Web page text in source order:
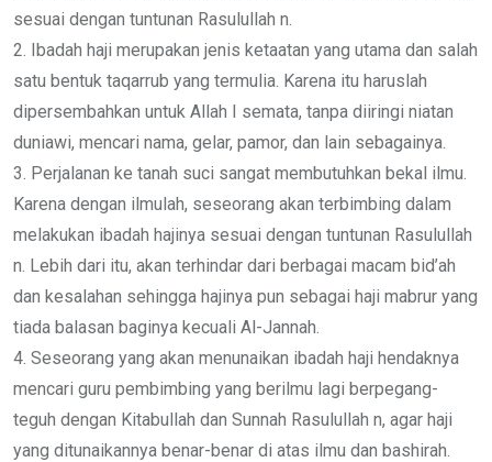
sesuai dengan tuntunan Rasulullah n.
2. Ibadah haji merupakan jenis ketaatan yang utama dan salah
satu bentuk taqarrub yang termulia. Karena itu haruslah
dipersembahkan untuk Allah I semata, tanpa diiringi niatan
duniawi, mencari nama, gelar, pamor, dan lain sebagainya.
3. Perjalanan ke tanah suci sangat membutuhkan bekal ilmu.
Karena dengan ilmulah, seseorang akan terbimbing dalam
melakukan ibadah hajinya sesuai dengan tuntunan Rasulullah
n. Lebih dari itu, akan terhindar dari berbagai macam bid’ah
dan kesalahan sehingga hajinya pun sebagai haji mabrur yang
tiada balasan baginya kecuali Al-Jannah.
4. Seseorang yang akan menunaikan ibadah haji hendaknya
mencari guru pembimbing yang berilmu lagi berpegang-
teguh dengan Kitabullah dan Sunnah Rasulullah n, agar haji
yang ditunaikannya benar-benar di atas ilmu dan bashirah.